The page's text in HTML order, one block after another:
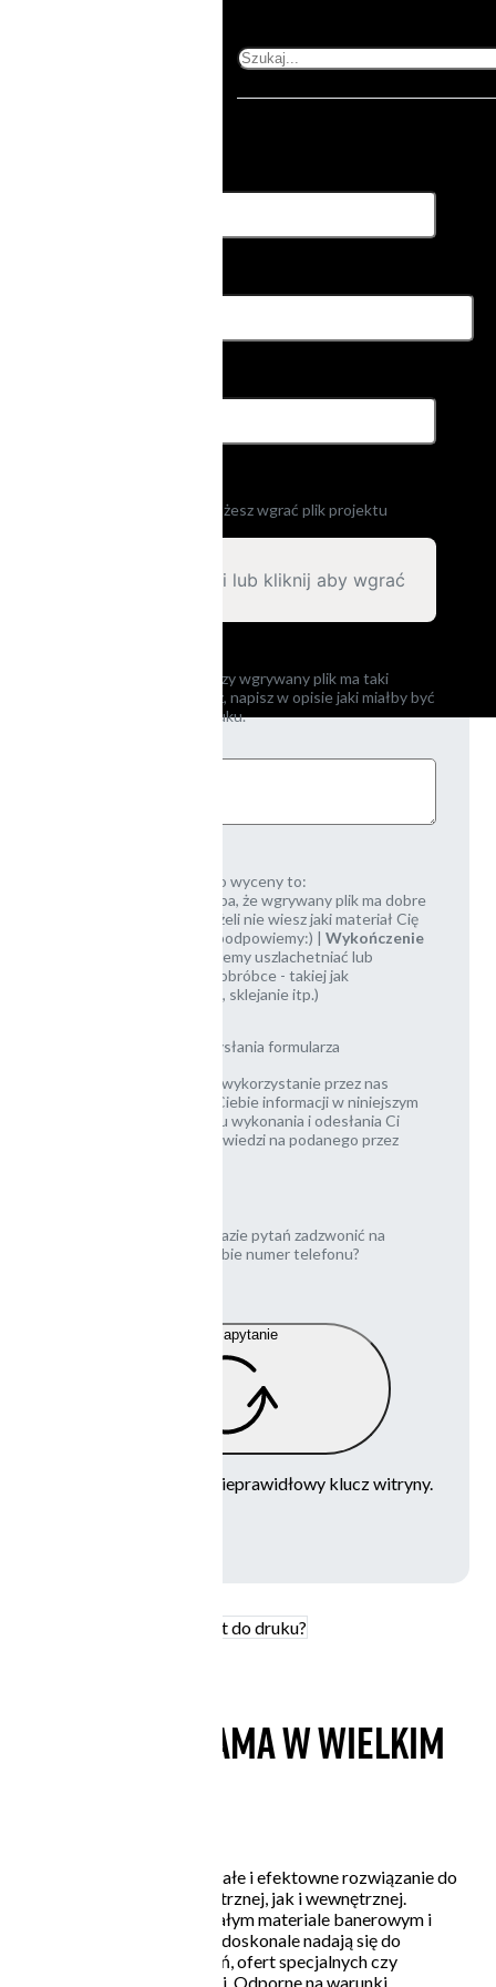
Szukaj
Aby ułatwić wycenę możesz wgrać plik projektu
Upuść tutaj pliki lub kliknij aby wgrać
Jeśli nie jesteś pewny, czy wgrywany plik ma taki
wymiar jak potrzebujesz, napisz w opisie jaki miałby być
docelowy rozmiar wydruku.
Przydatne informacje do wyceny to:
(chyba, że wgrywany plik ma dobre
(jeżeli nie wiesz jaki materiał Cię
interesuje, spokojnie - podpowiemy:) | Wykończenie
(niektóre materiały możemy uszlachetniać lub
poddawać dodatkowej obróbce - takiej jak
laminowanie, bigowanie, sklejanie itp.)
Zgody potrzebne do wysłania formularza
Zgadzasz się na wykorzystanie przez nas
podanych przez Ciebie informacji w niniejszym
formularzu, w celu wykonania i odesłania Ci
wyceny, lub odpowiedzi na podanego przez
Czy możemy w razie pytań zadzwonić na
podany przez Ciebie numer telefonu?
Wyślij zapytanie
Google reCaptcha: Nieprawidłowy klucz witryny.
Jak przygotować projekt do druku?
Twoja reklama w wielkim
Banery od Printnij to trwałe i efektowne rozwiązanie do
reklamy zarówno zewnętrznej, jak i wewnętrznej.
Drukowane na wytrzymałym materiale banerowym i
opcjonalnie oczkowane, doskonale nadają się do
promocji firmy, wydarzeń, ofert specjalnych czy
oznakowania przestrzeni. Odporne na warunki